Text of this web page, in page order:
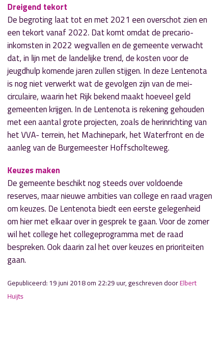
Dreigend tekort
De begroting laat tot en met 2021 een overschot zien en
een tekort vanaf 2022. Dat komt omdat de precario-
inkomsten in 2022 wegvallen en de gemeente verwacht
dat, in lijn met de landelijke trend, de kosten voor de
jeugdhulp komende jaren zullen stijgen. In deze Lentenota
is nog niet verwerkt wat de gevolgen zijn van de mei-
circulaire, waarin het Rijk bekend maakt hoeveel geld
gemeenten krijgen. In de Lentenota is rekening gehouden
met een aantal grote projecten, zoals de herinrichting van
het VVA- terrein, het Machinepark, het Waterfront en de
aanleg van de Burgemeester Hoffscholteweg.
Keuzes maken
De gemeente beschikt nog steeds over voldoende
reserves, maar nieuwe ambities van college en raad vragen
om keuzes. De Lentenota biedt een eerste gelegenheid
om hier met elkaar over in gesprek te gaan. Voor de zomer
wil het college het collegeprogramma met de raad
bespreken. Ook daarin zal het over keuzes en prioriteiten
gaan.
Gepubliceerd: 19 juni 2018 om 22:29 uur, geschreven doorElbert
Huijts